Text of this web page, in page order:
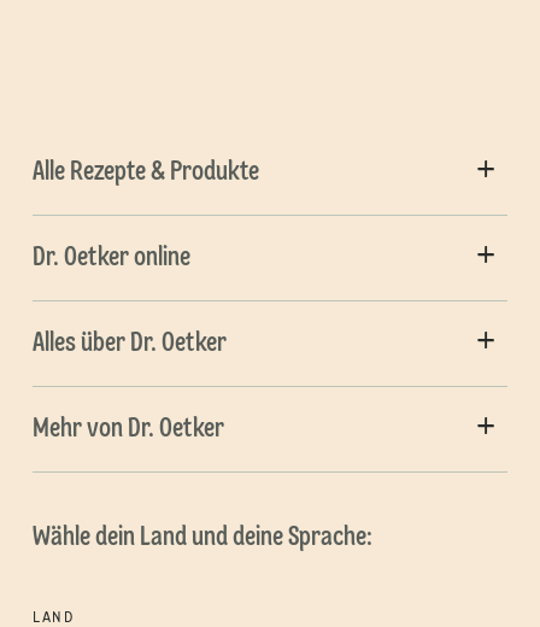
Alle Rezepte & Produkte
Dr. Oetker online
Alles über Dr. Oetker
Mehr von Dr. Oetker
Wähle dein Land und deine Sprache:
LAND